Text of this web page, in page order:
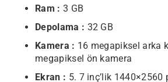
Ram : 3 GB
Depolama : 32 GB
Kamera : 16 megapiksel arka
megapiksel ön kamera
Ekran : 5. 7 inç’lik 1440×2560